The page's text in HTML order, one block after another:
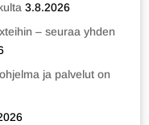
3.8.2026
– seuraa yhden
ja palvelut on